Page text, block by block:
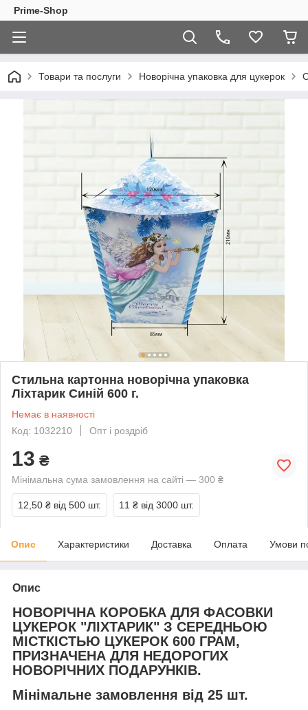
Prime-Shop
Товари та послуги Новорічна упаковка для цукерок
Стильна картонна новорічна упаковка
Ліхтарик Синій 600 г.
Немає в наявності
Код: 1032210
Опт і роздріб
13 ₴
Мінімальна сума замовлення на сайті — 300 ₴
12,50 ₴ від 500 шт. 11 ₴ від 3000 шт.
Опис Характеристики Доставка Оплата Умови
Опис
НОВОРІЧНА КОРОБКА ДЛЯ ФАСОВКИ
ЦУКЕРОК "ЛІХТАРИК" З СЕРЕДНЬОЮ
МІСТКІСТЬЮ ЦУКЕРОК 600 ГРАМ,
ПРИЗНАЧЕНА ДЛЯ НЕДОРОГИХ
НОВОРІЧНИХ ПОДАРУНКІВ.
Мінімальне замовлення від 25 шт.